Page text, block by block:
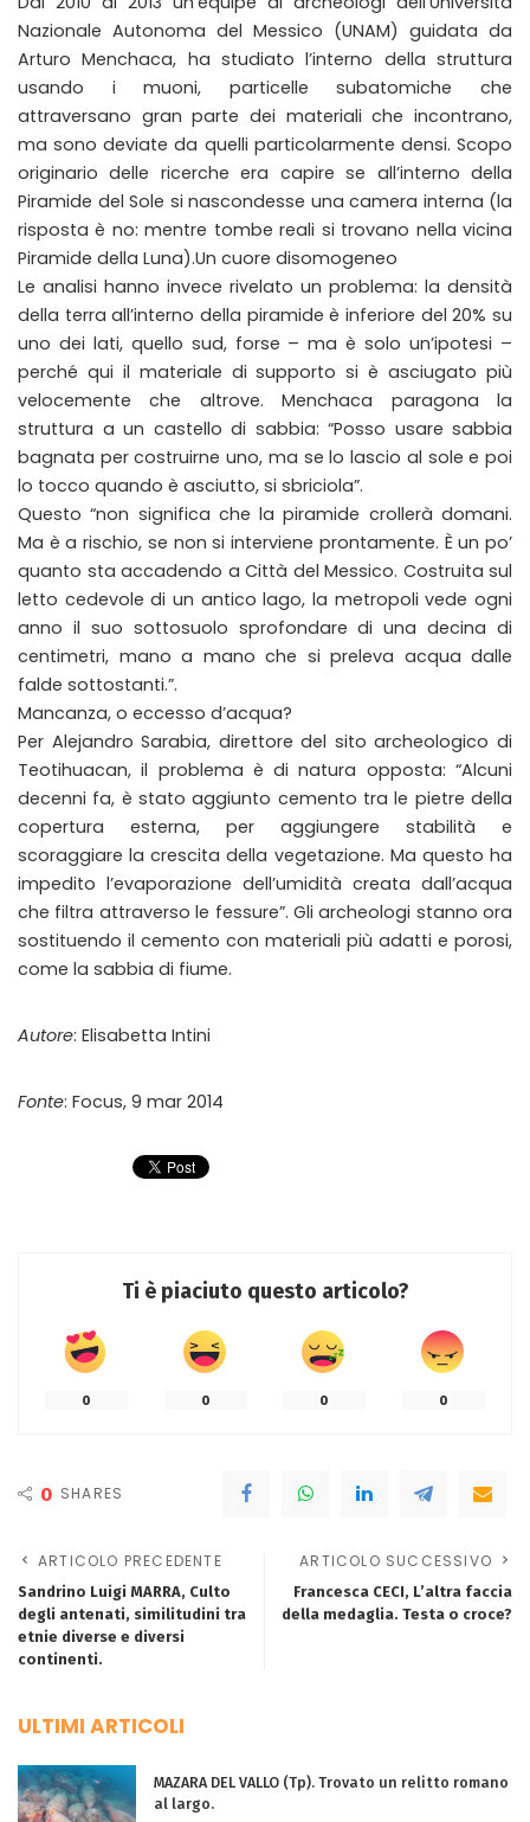
Nazionale Autonoma del Messico (UNAM) guidata da
Arturo Menchaca, ha studiato l’interno della struttura
usando i muoni, particelle subatomiche che
attraversano gran parte dei materiali che incontrano,
ma sono deviate da quelli particolarmente densi. Scopo
originario delle ricerche era capire se all’interno della
Piramide del Sole si nascondesse una camera interna (la
risposta è no: mentre tombe reali si trovano nella vicina
Piramide della Luna).Un cuore disomogeneo
Le analisi hanno invece rivelato un problema: la densità
della terra all’interno della piramide è inferiore del 20% su
uno dei lati, quello sud, forse – ma è solo un’ipotesi –
perché qui il materiale di supporto si è asciugato più
velocemente che altrove. Menchaca paragona la
struttura a un castello di sabbia: “Posso usare sabbia
bagnata per costruirne uno, ma se lo lascio al sole e poi
lo tocco quando è asciutto, si sbriciola”.
Questo “non significa che la piramide crollerà domani.
Ma è a rischio, se non si interviene prontamente. È un po’
quanto sta accadendo a Città del Messico. Costruita sul
letto cedevole di un antico lago, la metropoli vede ogni
anno il suo sottosuolo sprofondare di una decina di
centimetri, mano a mano che si preleva acqua dalle
falde sottostanti.”.
Mancanza, o eccesso d’acqua?
Per Alejandro Sarabia, direttore del sito archeologico di
Teotihuacan, il problema è di natura opposta: “Alcuni
decenni fa, è stato aggiunto cemento tra le pietre della
copertura esterna, per aggiungere stabilità e
scoraggiare la crescita della vegetazione. Ma questo ha
impedito l’evaporazione dell’umidità creata dall’acqua
che filtra attraverso le fessure”. Gli archeologi stanno ora
sostituendo il cemento con materiali più adatti e porosi,
come la sabbia di fiume.
Autore: Elisabetta Intini
Fonte: Focus, 9 mar 2014
Ti è piaciuto questo articolo?
0 0 0 0
0 SHARES
ARTICOLO PRECEDENTE
Sandrino Luigi MARRA, Culto
degli antenati, similitudini tra
etnie diverse e diversi
continenti.
ARTICOLO SUCCESSIVO
Francesca CECI, L’altra faccia
della medaglia. Testa o croce?
ULTIMI ARTICOLI
MAZARA DEL VALLO (Tp). Trovato un relitto romano
al largo.